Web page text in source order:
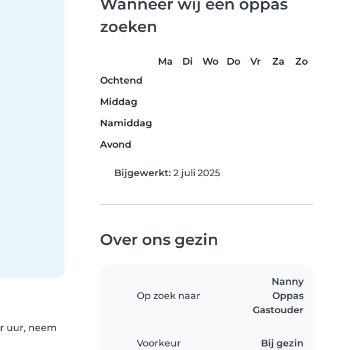
uur, neem
Wanneer wij een oppas
zoeken
Ma Di Wo Do Vr Za
Zo
Ochtend
Middag
Namiddag
Avond
Bijgewerkt: 2 juli 2025
Over ons gezin
Op zoek naar
Nanny
Oppas
Gastouder
Voorkeur
Bij gezin